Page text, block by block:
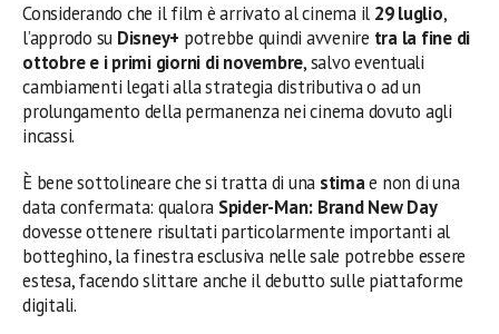
Considerando che il film è arrivato al cinema il 29 luglio,
l’approdo su Disney+ potrebbe quindi avvenire tra la fine di
ottobre e i primi giorni di novembre, salvo eventuali
cambiamenti legati alla strategia distributiva o ad un
prolungamento della permanenza nei cinema dovuto agli
incassi.
È bene sottolineare che si tratta di una stimae non di una
data confermata: qualora Spider-Man: Brand New Day
dovesse ottenere risultati particolarmente importanti al
botteghino, la finestra esclusiva nelle sale potrebbe essere
estesa, facendo slittare anche il debutto sulle piattaforme
digitali.